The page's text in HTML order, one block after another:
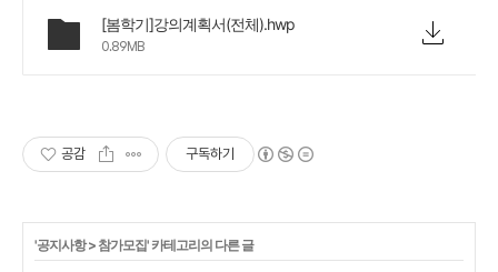
[봄학기]강의계획서(전체).hwp
0.89MB
공감 구독하기
'공지사항> 참가모집' 카테고리의 다른 글